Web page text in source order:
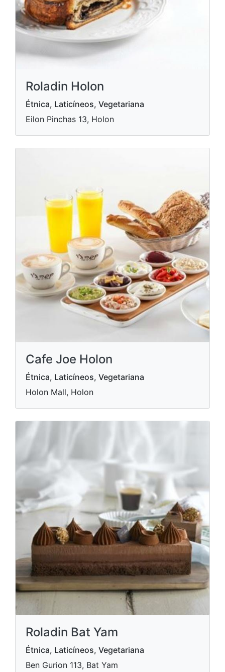
Roladin Holon
Étnica, Laticíneos, Vegetariana
Eilon Pinchas 13, Holon
Cafe Joe Holon
Étnica, Laticíneos, Vegetariana
Holon Mall, Holon
Roladin Bat Yam
Étnica, Laticíneos, Vegetariana
Ben Gurion 113, Bat Yam